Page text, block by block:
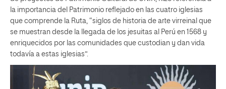
la importancia del Patrimonio reflejado en las cuatro iglesias
que comprende la Ruta, “siglos de historia de arte virreinal que
se muestran desde la llegada de los jesuitas al Perú en 1568 y
enriquecidos por las comunidades que custodian y dan vida
todavía a estas iglesias”.